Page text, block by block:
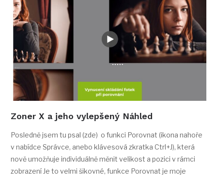
Zoner X a jeho vylepšený Náhled
Posledně jsem tu psal (zde) o funkci Porovnat (ikona nahoře
v nabídce Správce, anebo klávesová zkratka Ctrl+J), která
nově umožňuje individuálně měnit velikost a pozici v rámci
zobrazení Je to velmi šikovné, funkce Porovnat je moje